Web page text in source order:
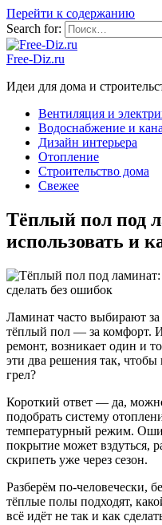
Перейти к содержанию
Search for:
Free-Diz.ru
Идеи для дома и
Вентиляция и
Водоснабжение и
Дизайн интерьера
Отопление
Строительство дома
Свежее
Тёплый пол под
использовать и
Ламинат часто выбирают
тёплый пол — за комфорт.
ремонт, возникает один и
эти два решения так,
грел?
Короткий ответ — да,
подобрать систему
температурный режим.
покрытие может вздуться,
скрипеть уже через сезон.
Разберём по-человечески,
тёплые полы подходят,
всё идёт не так и как